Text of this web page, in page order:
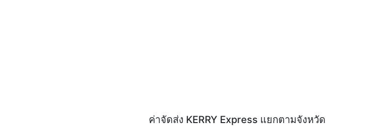
ค่าจัดส่ง KERRY Express แยกตามจังหวัด